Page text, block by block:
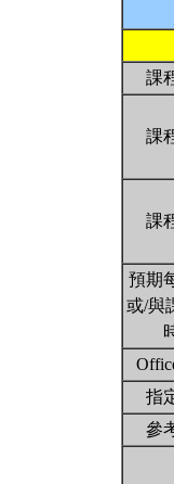
課
課
課
預期
或/與
指
參